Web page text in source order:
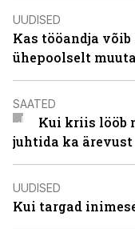
UUDISED
Kas tööandja
ühepoolselt
SAATED
Kui kriis lööb
juhtida ka ärevust
UUDISED
Kui targad